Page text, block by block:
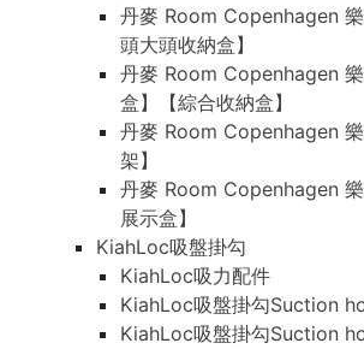
丹麥 Room Copenhagen
頭大頭收納盒】
丹麥 Room Copenhagen
盒】【綜合收納盒】
丹麥 Room Copenhagen
架】
丹麥 Room Copenhagen
展示盒】
KiahLoc吸盤掛勾
KiahLoc吸力配件
KiahLoc吸盤掛勾Suction
KiahLoc吸盤掛勾Suction